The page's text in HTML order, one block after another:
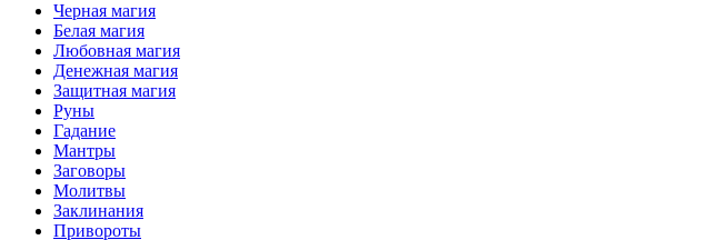
Черная магия
Белая магия
Любовная магия
Денежная магия
Защитная магия
Руны
Гадание
Мантры
Заговоры
Молитвы
Заклинания
Привороты